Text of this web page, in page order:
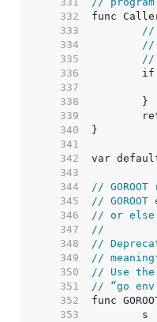
   332
   333
//
   334
//
   335
//
   336
   337
   338
   339
   340
   341
   342
var
   343
   344
//
   345
//
   346
// or else
   347
//
   348
//
   349
//
   350
// Use the
   351
// “go env
   352
   353